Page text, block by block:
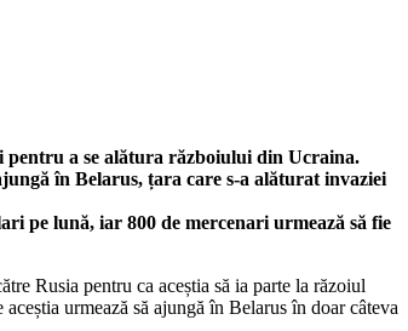
a se alătura războiului din Ucraina.
în Belarus, țara care s-a alăturat invaziei
pe lună, iar 800 de mercenari urmează să fie
Rusia pentru ca aceștia să ia parte la răzoiul
urmează să ajungă în Belarus în doar câteva